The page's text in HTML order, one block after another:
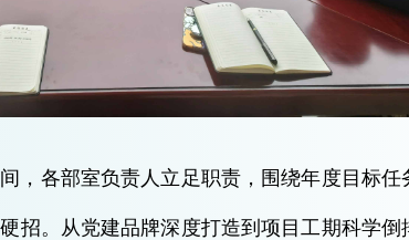
，各部室负责人立足职责，围绕年度目标任
招。从党建品牌深度打造到项目工期科学倒